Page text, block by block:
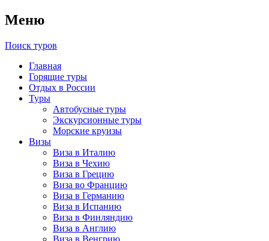
Меню
Поиск туров
Главная
Горящие туры
Отдых в России
Туры
Автобусные туры
Экскурсионные туры
Морские круизы
Визы
Виза в Италию
Виза в Чехию
Виза в Грецию
Виза во Францию
Виза в Германию
Виза в Испанию
Виза в Финляндию
Виза в Англию
Виза в Венгрию